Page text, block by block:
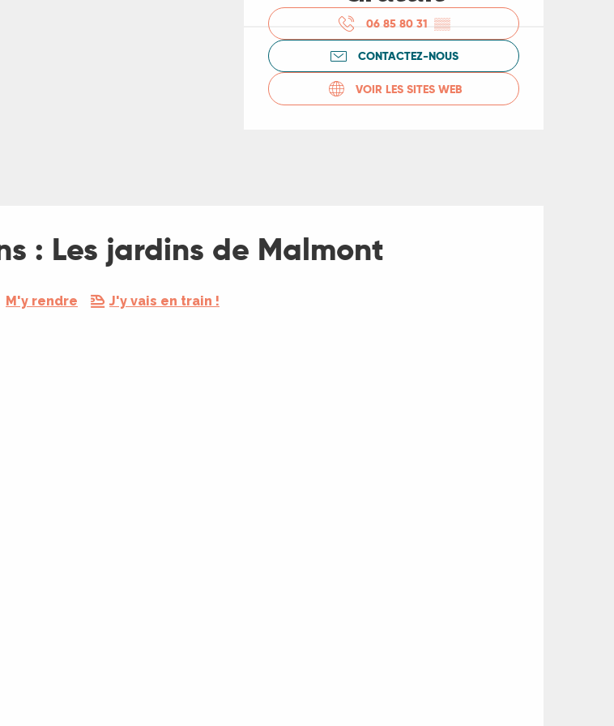
06 85 80 31 ▒▒
CONTACTEZ-NOUS
VOIR LES SITES WEB
: Les jardins de Malmont
M'y rendre J'y vais en train !